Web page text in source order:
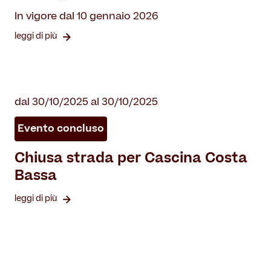
In vigore dal 10 gennaio 2026
leggi di più
dal 30/10/2025 al 30/10/2025
Evento concluso
Chiusa strada per Cascina Costa
Bassa
leggi di più